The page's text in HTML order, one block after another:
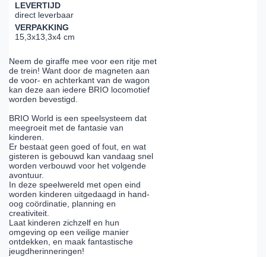
LEVERTIJD
direct leverbaar
VERPAKKING
15,3x13,3x4 cm
Neem de giraffe mee voor een ritje met
de trein! Want door de magneten aan
de voor- en achterkant van de wagon
kan deze aan iedere BRIO locomotief
worden bevestigd.
BRIO World is een speelsysteem dat
meegroeit met de fantasie van
kinderen.
Er bestaat geen goed of fout, en wat
gisteren is gebouwd kan vandaag snel
worden verbouwd voor het volgende
avontuur.
In deze speelwereld met open eind
worden kinderen uitgedaagd in hand-
oog coördinatie, planning en
creativiteit.
Laat kinderen zichzelf en hun
omgeving op een veilige manier
ontdekken, en maak fantastische
jeugdherinneringen!